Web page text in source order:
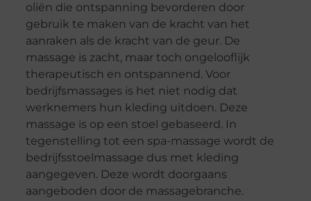
oliën die ontspanning bevorderen door
gebruik te maken van de kracht van het
aanraken als de kracht van de geur. De
massage is zacht, maar toch ongelooflijk
therapeutisch en ontspannend. Voor
bedrijfsmassages is het niet nodig dat
werknemers hun kleding uitdoen. Deze
massage is op een stoel gebaseerd. In
tegenstelling tot een spa-massage wordt de
bedrijfsstoelmassage dus met kleding
aangegeven. Deze wordt doorgaans
aangeboden door de massagebranche.